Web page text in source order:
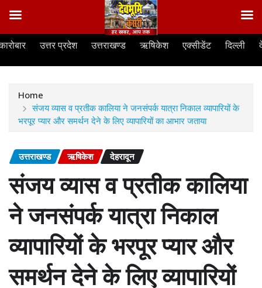
Skip
उत्तर प्रदेश उत्तराखण्ड ऋषिकेश एक्सीडेंट दिल्ली
Home
संजय व्यास व प्रतीक कालिया ने जनसंपर्क यात्रा निकाल व्यापारियों के
भरपूर प्यार और समर्थन देने के लिए व्यापारियों का आभार जताया
उत्तराखण्ड ऋषिकेश देहरादून
संजय व्यास व प्रतीक कालिया
ने जनसंपर्क यात्रा निकाल
व्यापारियों के भरपूर प्यार और
समर्थन देने के लिए व्यापारियों